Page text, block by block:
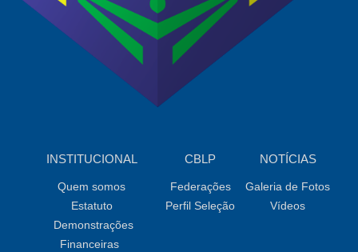
INSTITUCIONAL
Quem somos
Estatuto
Demonstrações
Financeiras
CBLP
Federações
Perfil Seleção
NOTÍCIAS
Galeria de Fotos
Vídeos